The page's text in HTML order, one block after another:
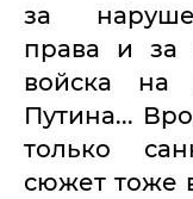
за
права и за
войска на
Путина...
только
сюжет тоже